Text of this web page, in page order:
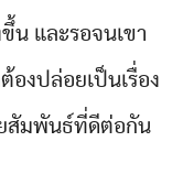
น และรอจนเขา
องปล่อยเป็นเรื่อง
สัมพันธ์ที่ดีต่อกัน